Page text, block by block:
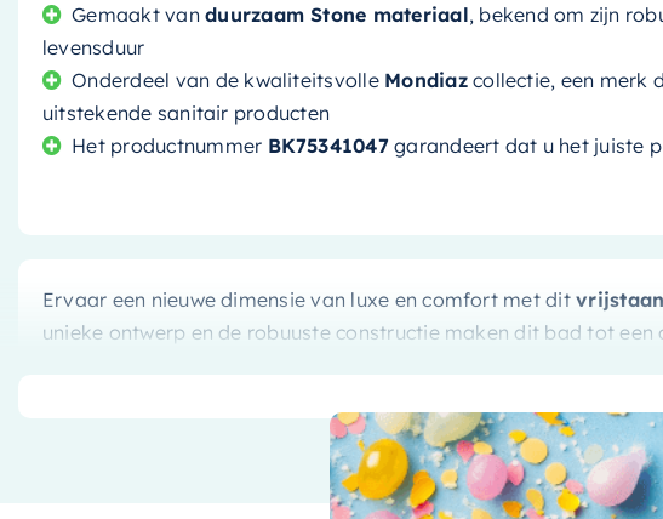
Gemaakt vanduurzaam Stone materiaal, bekend om zijn
levensduur
Onderdeel van de kwaliteitsvolle Mondiazcollectie, een merk
uitstekende sanitair producten
Het productnummer BK75341047garandeert dat u het juiste
Ervaar een nieuwe dimensie van luxe en comfort met dit
unieke ontwerp en de robuuste constructie maken dit bad tot
Een verbluffend stijlvolle en
Stone, een materiaal dat bekend